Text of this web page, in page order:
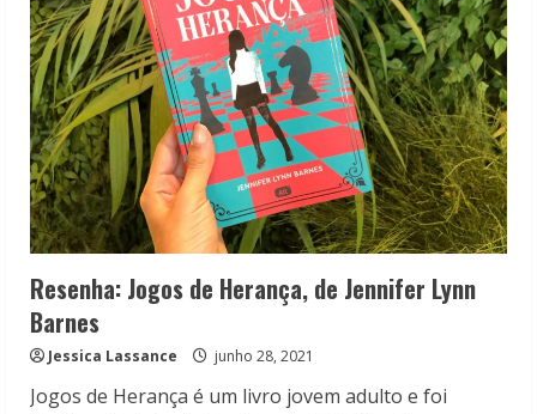
Resenha: Jogos de Herança, de Jennifer Lynn
Barnes
Jessica Lassance junho 28, 2021
Jogos de Herança é um livro jovem adulto e foi